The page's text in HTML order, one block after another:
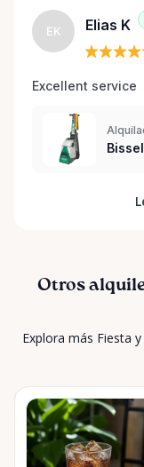
EK Elias K
Excellent service
Otros
Explora más Fiesta